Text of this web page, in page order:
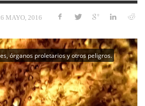
MAYO, 2016
órganos proletarios y otros peligros.